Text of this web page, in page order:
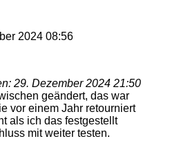
2024 08:56
29. Dezember 2024 21:50
geändert, das war
vor einem Jahr retourniert
als ich das festgestellt
mit weiter testen.